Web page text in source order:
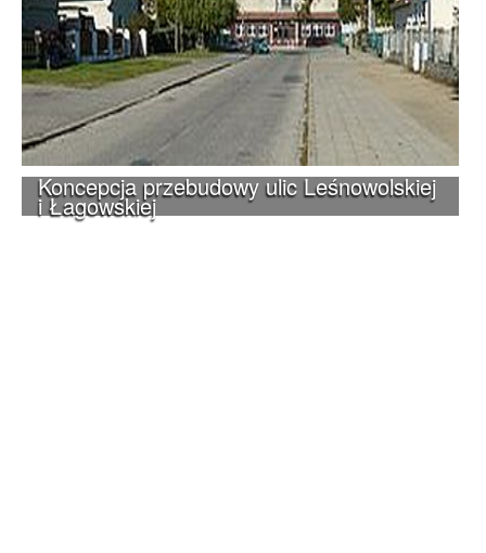
Koncepcja przebudowy ulic Leśnowolskiej
i Łagowskiej